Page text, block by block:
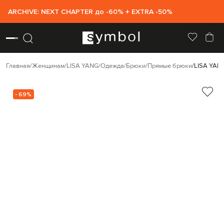
ARCHIVE: NEXT CHAPTER до -60% + EXTRA -50%
Главная Женщинам LISA YANG Одежда Брюки Прямые брюки LISA
- 69%